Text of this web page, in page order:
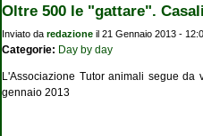
Oltre 500 le "gattare".
Inviato da redazione il 21 Gennaio 2013 -
Categorie: Day by day
L'Associazione Tutor animali segue
gennaio 2013